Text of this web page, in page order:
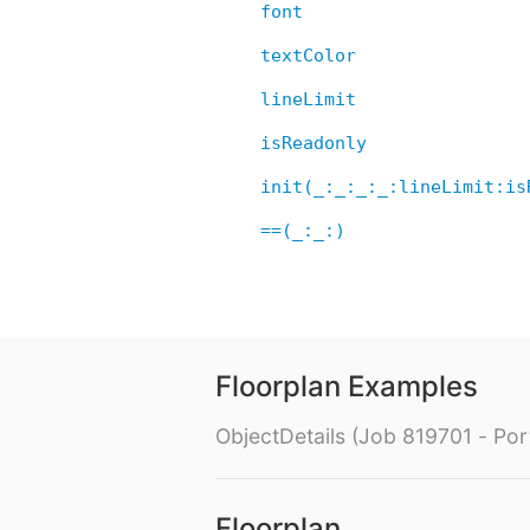
font
textColor
lineLimit
isReadonly
==(_:_:)
Floorplan Examples
ObjectDetails (Job 819701 -